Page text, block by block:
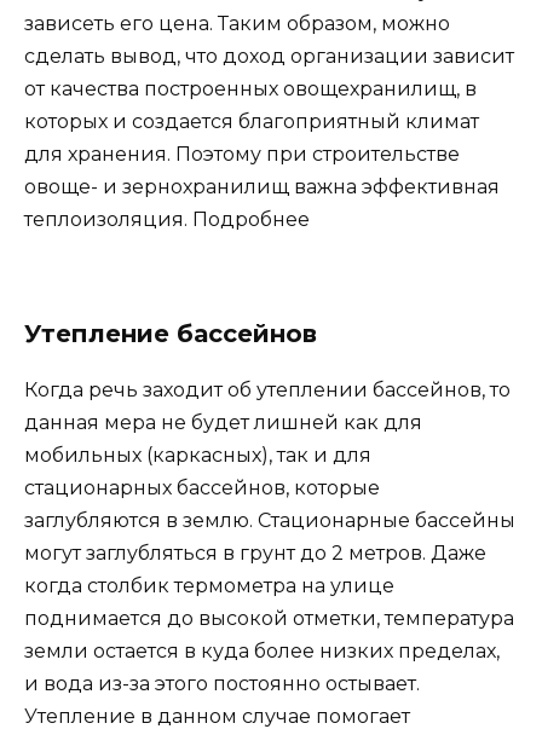
зависеть его цена. Таким образом, можно
сделать вывод, что доход организации зависит
от качества построенных овощехранилищ, в
которых и создается благоприятный климат
для хранения. Поэтому при строительстве
овоще- и зернохранилищ важна эффективная
теплоизоляция. Подробнее
Утепление бассейнов
Когда речь заходит об утеплении бассейнов, то
данная мера не будет лишней как для
мобильных (каркасных), так и для
стационарных бассейнов, которые
заглубляются в землю. Стационарные бассейны
могут заглубляться в грунт до 2 метров. Даже
когда столбик термометра на улице
поднимается до высокой отметки, температура
земли остается в куда более низких пределах,
и вода из-за этого постоянно остывает.
Утепление в данном случае помогает